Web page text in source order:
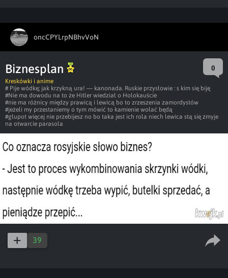
oncCPYLrpNBhvVoN
Biznesplan 0
Kreskówki i anime
# Pije wódkę; jak krzykną ura! — kanonada. Ruskie przysłowie : s kim się biję
#Nie ma dowodu na to że Hitler wiedział o Holokauście
#nie ma różnicy między prawicą i lewicą bo to zrzeszenia zamordystów
#jeżeli my przestaniemy o tym mówić to kamienie wołać będą
#głupot więcej nie przebijesz no bo taka jest ich rola niech lewica stą się zmyje
na otwarcie parasola
39